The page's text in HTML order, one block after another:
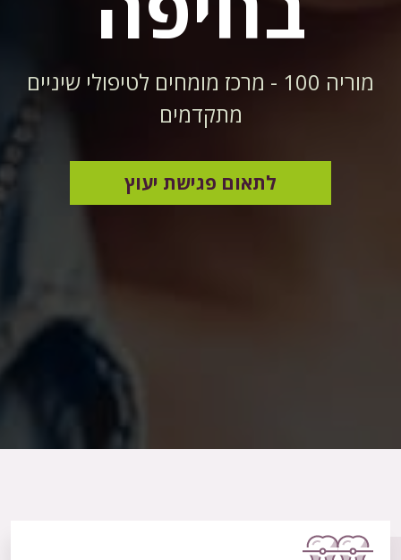
מוריה 100 - מרכז מומחים לטיפולי שיניים
מתקדמים
לתאום פגישת יעוץ